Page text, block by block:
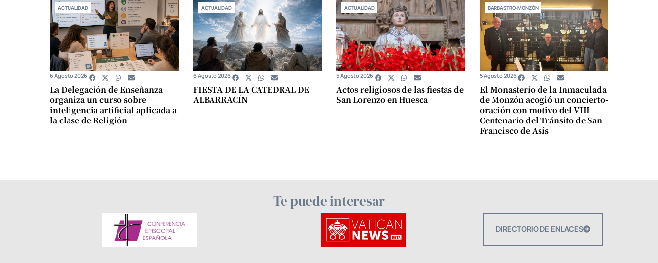
ACTUALIDAD
La Delegación de Enseñanza
organiza un curso sobre
inteligencia artificial aplicada a
la clase de Religión
6 Agosto 2026
ACTUALIDAD
FIESTA DE LA CATEDRAL DE
ALBARRACÍN
6 Agosto 2026
ACTUALIDAD
Actos religiosos de las fiestas de
San Lorenzo en Huesca
5 Agosto 2026
BARBASTRO-MONZÓN
El Monasterio de la Inmaculada
de Monzón acogió un concierto-
oración con motivo del VIII
Centenario del Tránsito de San
Francisco de Asís
5 Agosto 2026
Te puede interesar
DIRECTORIO DE ENLACES